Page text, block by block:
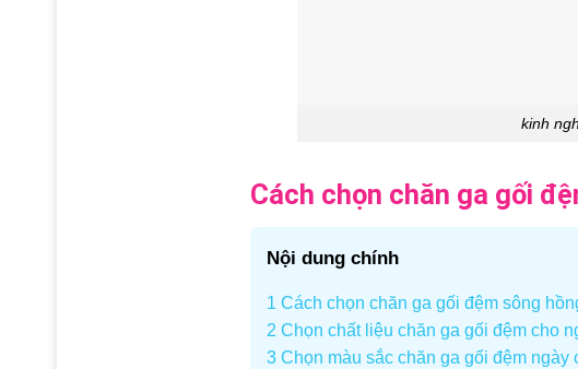
kinh
Cách chọn chăn ga gối
Nội dung chính
1 Cách chọn chăn ga gối đệm sông
2 Chọn chất liệu chăn ga gối đệm cho
3 Chọn màu sắc chăn ga gối đệm ngày